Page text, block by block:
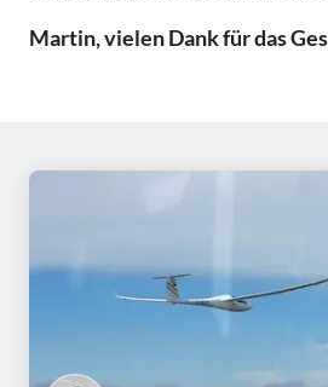
Martin, vielen Dank für das